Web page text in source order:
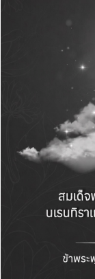
ติดตามชมภ
กิจกรรมมาก
AVATR 11
https://
#AVATR